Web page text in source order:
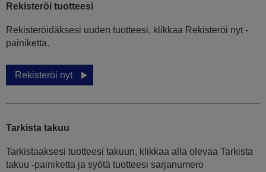
Rekisteröi tuotteesi
Rekisteröidäksesi uuden tuotteesi, klikkaa Rekisteröi nyt -
painiketta.
Rekisteröi nyt
Tarkista takuu
Tarkistaaksesi tuotteesi takuun, klikkaa alla olevaa Tarkista
takuu -painiketta ja syötä tuotteesi sarjanumero